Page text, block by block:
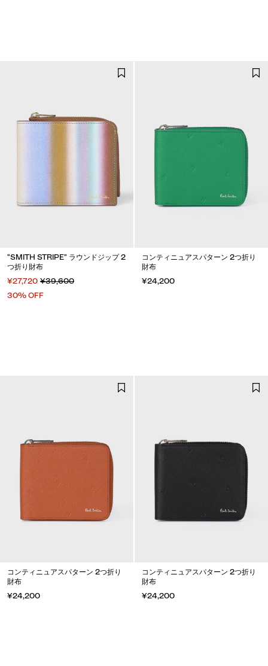
"SMITH STRIPE" ラウンドジップ 2
つ折り財布
¥27,720 ¥39,600
30% OFF
コンティニュアスパターン 2つ折り
財布
¥24,200
コンティニュアスパターン 2つ折り
財布
¥24,200
コンティニュアスパターン 2つ折り
財布
¥24,200